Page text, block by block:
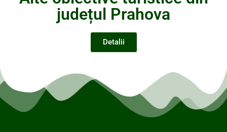
județul Prahova
Detalii